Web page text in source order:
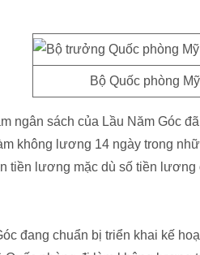
Bộ Quốc phòng
ngân sách của Lầu Năm Góc
không lương 14 ngày trong
tiền lương mặc dù số tiền
đang chuẩn bị triển khai kế